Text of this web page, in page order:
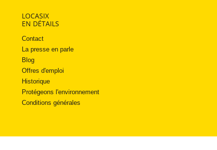
LOCASIX
EN DÉTAILS
Contact
La presse en parle
Blog
Offres d'emploi
Historique
Protégeons l'environnement
Conditions générales